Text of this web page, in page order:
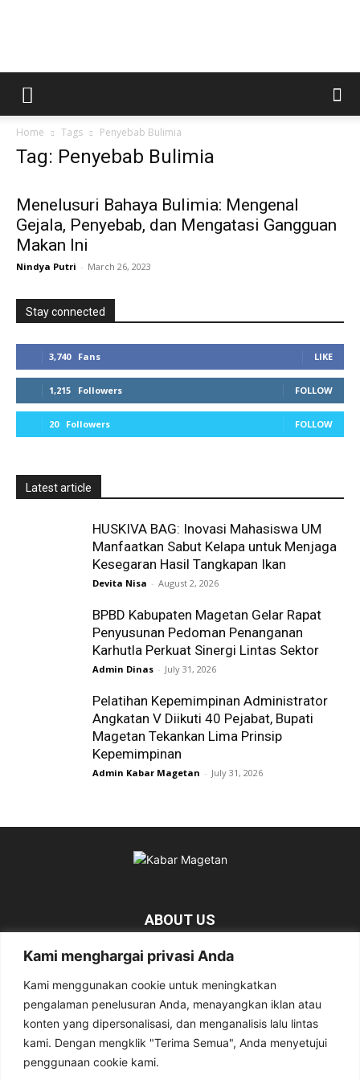
Kami menghargai privasi Anda
Kami menggunakan cookie untuk meningkatkan
pengalaman penelusuran Anda, menayangkan iklan atau
konten yang dipersonalisasi, dan menganalisis lalu lintas
kami. Dengan mengklik "Terima Semua", Anda menyetujui
penggunaan cookie kami.
Kabar
Home Tags Penyebab Bulimia
Tag: Penyebab Bulimia
Menelusuri Bahaya Bulimia: Mengenal
Gejala, Penyebab, dan Mengatasi Gangguan
Makan Ini
Nindya Putri - March 26, 2023
Stay connected
3,740 Fans LIKE
1,215 Followers FOLLOW
20 Followers FOLLOW
Latest article
HUSKIVA BAG: Inovasi Mahasiswa UM
Manfaatkan Sabut Kelapa untuk Menjaga
Kesegaran Hasil Tangkapan Ikan
Devita Nisa - August 2, 2026
BPBD Kabupaten Magetan Gelar Rapat
Penyusunan Pedoman Penanganan
Karhutla Perkuat Sinergi Lintas Sektor
Admin Dinas - July 31, 2026
Pelatihan Kepemimpinan Administrator
Angkatan V Diikuti 40 Pejabat, Bupati
Magetan Tekankan Lima Prinsip
Kepemimpinan
Admin Kabar Magetan - July 31, 2026
ABOUT US
KabarMagetan.com merupakan kumpulan informasi dan berita
Contact us:kabarmagetan@gmail.com
FOLLOW US